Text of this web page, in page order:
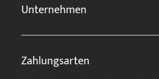
Unternehmen
Zahlungsarten